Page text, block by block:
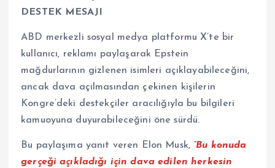
DESTEK MESAJI
ABD merkezli sosyal medya platformu X’te bir
kullanıcı, reklamı paylaşarak Epstein
mağdurlarının gizlenen isimleri açıklayabileceğini,
ancak dava açılmasından çekinen kişilerin
Kongre’deki destekçiler aracılığıyla bu bilgileri
kamuoyuna duyurabileceğini öne sürdü.
Bu paylaşıma yanıt veren Elon Musk, “Bu konuda
gerçeği açıkladığı için dava edilen herkesin